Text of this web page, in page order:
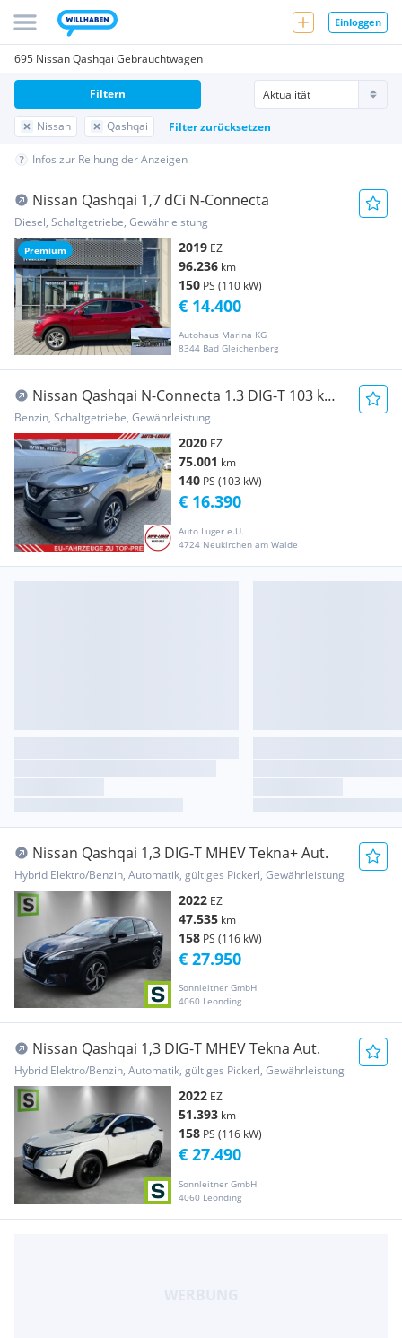
Einloggen
695 Nissan Qashqai Gebrauchtwagen
Nissan Qashqai Filter zurücksetzen
Filtern
Infos zur Reihung der Anzeigen
Premium
Nissan Qashqai 1,7 dCi N-Connecta
Diesel, Schaltgetriebe, Gewährleistung
2019 EZ
96.236 km
150 PS (110 kW)
Autohaus Marina KG
8344 Bad Gleichenberg
€ 14.400
Nissan Qashqai N-Connecta 1.3 DIG-T 103 kW
AHK* Pan...
Benzin, Schaltgetriebe, Gewährleistung
2020 EZ
75.001 km
140 PS (103 kW)
Auto Luger e.U.
4724 Neukirchen am Walde
€ 16.390
Nissan Qashqai 1,3 DIG-T MHEV Tekna+ Aut.
Hybrid Elektro/Benzin, Automatik, gültiges Pickerl, Gewährleistung
2022 EZ
47.535 km
158 PS (116 kW)
Sonnleitner GmbH
4060 Leonding
€ 27.950
Nissan Qashqai 1,3 DIG-T MHEV Tekna Aut.
Hybrid Elektro/Benzin, Automatik, gültiges Pickerl, Gewährleistung
2022 EZ
51.393 km
158 PS (116 kW)
Sonnleitner GmbH
4060 Leonding
€ 27.490